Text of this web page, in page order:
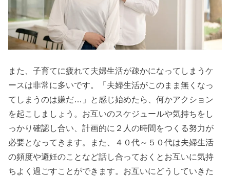
また、子育てに疲れて夫婦生活が疎かになってしまうケ
ースは非常に多いです。「夫婦生活がこのまま無くなっ
てしまうのは嫌だ…」と感じ始めたら、何かアクション
を起こしましょう。お互いのスケジュールや気持ちをし
っかり確認し合い、計画的に２人の時間をつくる努力が
必要となってきます。また、４０代～５０代は夫婦生活
の頻度や避妊のことなど話し合っておくとお互いに気持
ちよく過ごすことができます。お互いにどうしていきた